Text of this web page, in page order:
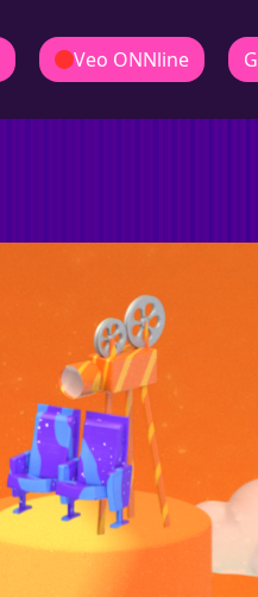
Veo ONNline